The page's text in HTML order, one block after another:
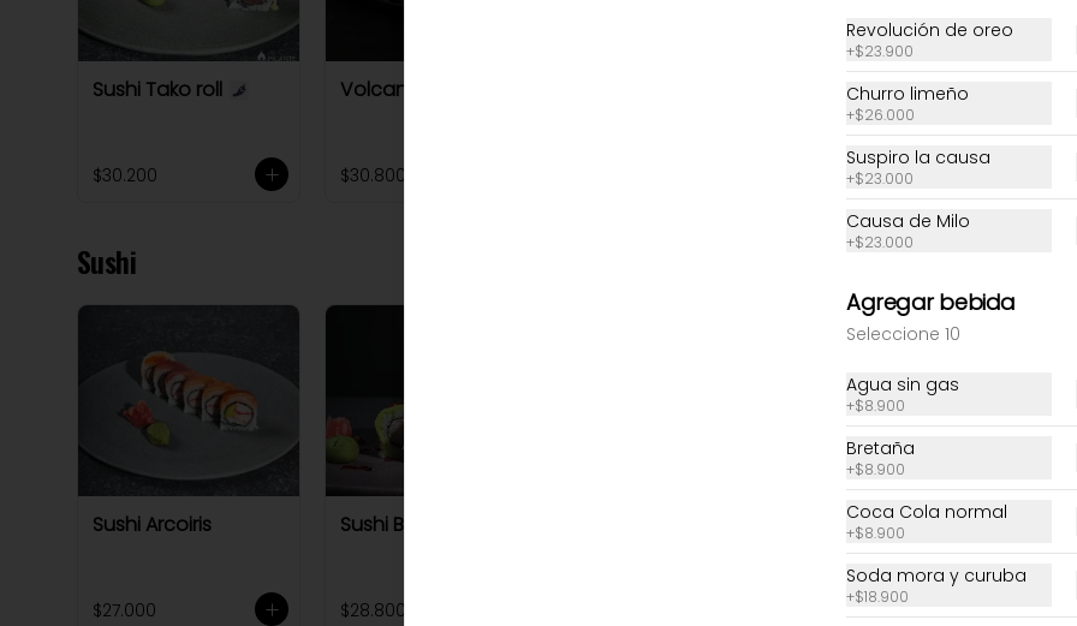
Sushi Tako roll
$30.200
Volcano Roll
$30.800
Sushi
Sushi Arcoiris
$27.000
Sushi Buddha roll
$28.800
Sushi Cancha
$23.100
Revolución de oreo
+$23.900
Churro limeño
+$26.000
Suspiro la causa
+$23.000
Causa de Milo
+$23.000
Agregar bebida
Seleccione 10
Agua sin gas
+$8.900
Bretaña
+$8.900
Coca Cola normal
+$8.900
Soda mora y curuba
+$18.900